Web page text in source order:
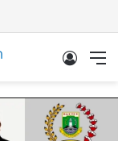
Log In